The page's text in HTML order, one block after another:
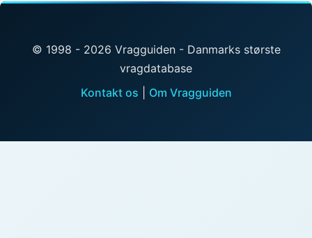
© 1998 - 2026 Vragguiden - Danmarks største
vragdatabase
Kontakt os
Om Vragguiden